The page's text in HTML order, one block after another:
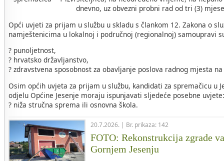
dnevno, uz obvezni probni rad od tri (3)
Opći uvjeti za prijam u službu u skladu s člankom 12. Zakona o
namještenicima u lokalnoj i područnoj (regionalnoj) samoupravi
? punoljetnost,
? hrvatsko državljanstvo,
? zdravstvena sposobnost za obavljanje poslova radnog mjesta
Osim općih uvjeta za prijam u službu, kandidati za spremačicu u
odjelu Općine Jesenje moraju ispunjavati sljedeće posebne uvjete:
? niža stručna sprema ili osnovna škola.
20.7.2026. | Br. prikaza: 142
FOTO: Rekonstrukcija zgrade
Gornjem Jesenju